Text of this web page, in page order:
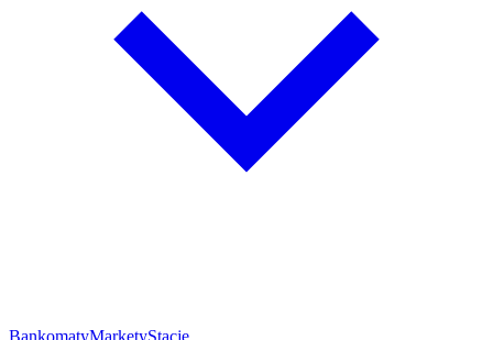
BankomatyMarketyStacje